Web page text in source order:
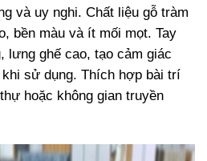
và uy nghi. Chất liệu gỗ tràm
bền màu và ít mối mọt. Tay
lưng ghế cao, tạo cảm giác
sử dụng. Thích hợp bài trí
hoặc không gian truyền